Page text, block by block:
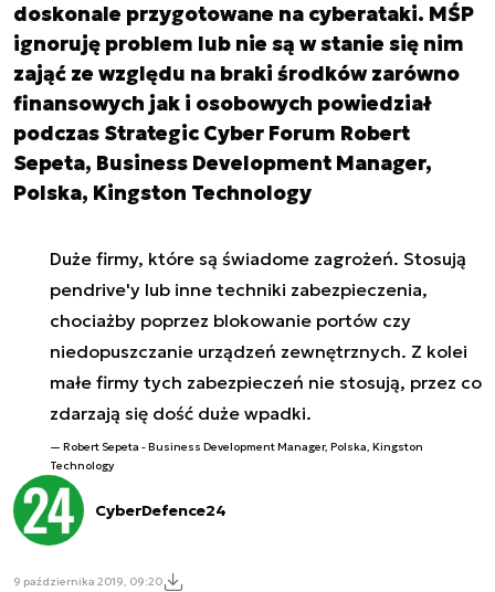
doskonale przygotowane na cyberataki. MŚP
ignoruję problem lub nie są w stanie się nim
zająć ze względu na braki środków zarówno
finansowych jak i osobowych powiedział
podczas Strategic Cyber Forum Robert
Sepeta, Business Development Manager,
Polska, Kingston Technology
Duże firmy, które są świadome zagrożeń. Stosują
pendrive'y lub inne techniki zabezpieczenia,
chociażby poprzez blokowanie portów czy
niedopuszczanie urządzeń zewnętrznych. Z kolei
małe firmy tych zabezpieczeń nie stosują, przez co
zdarzają się dość duże wpadki.
Robert Sepeta - Business Development Manager, Polska, Kingston
Technology
CyberDefence24
9 października 2019, 09:20